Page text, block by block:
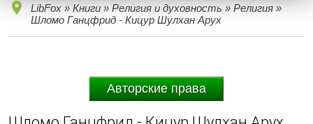
LibFox » Книги » Религия и духовность » Религия »
Шломо Ганцфрид - Кицур Шулхан Арух
Авторские права